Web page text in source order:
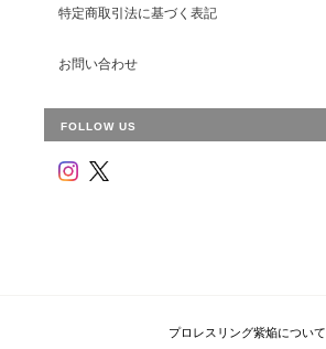
特定商取引法に基づく表記
お問い合わせ
FOLLOW US
プロレスリング紫焔について